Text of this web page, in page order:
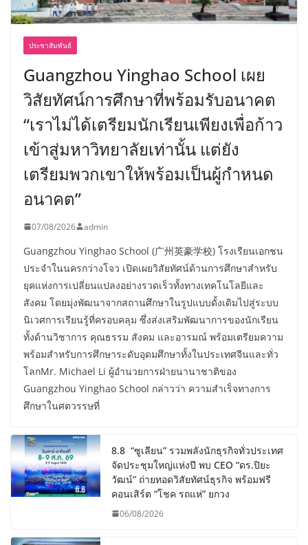
ประชาสัมพันธ์
Guangzhou Yinghao School เผย
วิสัยทัศน์การศึกษาที่พร้อมรับอนาคต
“เราไม่ได้เตรียมนักเรียนเพียงเพื่อก้าว
เข้าสู่มหาวิทยาลัยเท่านั้น แต่ยัง
เตรียมพวกเขาให้พร้อมเป็นผู้กำหนด
อนาคต”
07/08/2026 admin
Guangzhou Yinghao School (广州英豪学校) โรงเรียนเอกชน
ประจำในนครกว่างโจว เปิดเผยวิสัยทัศน์ด้านการศึกษาสำหรับ
ยุคแห่งการเปลี่ยนแปลงอย่างรวดเร็วทั้งทางเทคโนโลยีและ
สังคม โดยมุ่งพัฒนาจากสถานศึกษาในรูปแบบดั้งเดิมไปสู่ระบบ
นิเวศการเรียนรู้ที่ครอบคลุม ซึ่งส่งเสริมพัฒนาการของนักเรียน
ทั้งด้านวิชาการ คุณธรรม สังคม และอารมณ์ พร้อมเตรียมความ
พร้อมสำหรับการศึกษาระดับอุดมศึกษาทั้งในประเทศจีนและทั่ว
โลกMr. Michael Li ผู้อำนวยการฝ่ายนานาชาติของ
Guangzhou Yinghao School กล่าวว่า ความสำเร็จทางการ
ศึกษาในศตวรรษที่
8.8 “ซูเลียน” รวมพลังนักธุรกิจทั่วประเทศ
จัดประชุมใหญ่แห่งปี พบ CEO “ดร.ปิยะ
วัฒน์” ถ่ายทอดวิสัยทัศน์ธุรกิจ พร้อมฟรี
คอนเสิร์ต “โชค รถแห่” ยกวง
06/08/2026